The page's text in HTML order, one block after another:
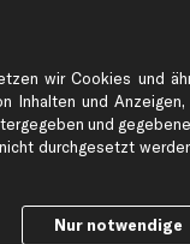
Top Produkte
Auspuff
Bremssattel
Bremsscheiben
wir Cookies und
und
und
durchgesetzt
Nur notwendige